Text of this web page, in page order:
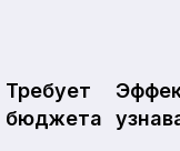
Требует
бюджета